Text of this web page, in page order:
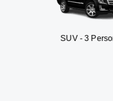
SUV - 3 Personen